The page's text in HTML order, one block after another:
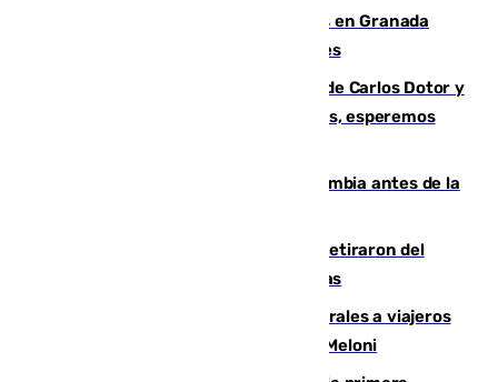
Controlado un incendio de rastrojos en Granada
junto a la autovía y al Callejón de Nogales
Juanfran Funes, sobre las lesiones de Carlos Dotor y
Fernando Calero: “Estamos preocupados, esperemos
Felipe VI refuerza los lazos con Colombia antes de la
Fernando Calero y Carlos Dotor se retiraron del
encuentro contra el Ceuta con molestias
España restablece controles temporales a viajeros
procedentes de Italia como repuesta a Meloni